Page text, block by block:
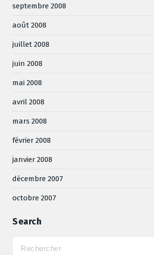
septembre 2008
août 2008
juillet 2008
juin 2008
mai 2008
avril 2008
mars 2008
février 2008
janvier 2008
décembre 2007
octobre 2007
Search